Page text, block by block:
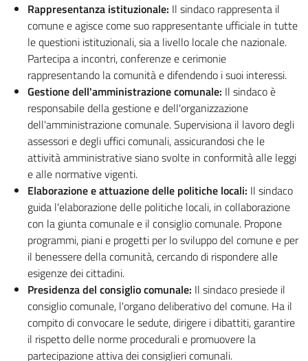
Rappresentanza istituzionale: Il sindaco rappresenta il
comune e agisce come suo rappresentante ufficiale in tutte
le questioni istituzionali, sia a livello locale che nazionale.
Partecipa a incontri, conferenze e cerimonie
rappresentando la comunità e difendendo i suoi interessi.
Gestione dell'amministrazione comunale: Il sindaco è
responsabile della gestione e dell'organizzazione
dell'amministrazione comunale. Supervisiona il lavoro degli
assessori e degli uffici comunali, assicurandosi che le
attività amministrative siano svolte in conformità alle leggi
e alle normative vigenti.
Elaborazione e attuazione delle politiche locali: Il sindaco
guida l'elaborazione delle politiche locali, in collaborazione
con la giunta comunale e il consiglio comunale. Propone
programmi, piani e progetti per lo sviluppo del comune e per
il benessere della comunità, cercando di rispondere alle
esigenze dei cittadini.
Presidenza del consiglio comunale: Il sindaco presiede il
consiglio comunale, l'organo deliberativo del comune. Ha il
compito di convocare le sedute, dirigere i dibattiti, garantire
il rispetto delle norme procedurali e promuovere la
partecipazione attiva dei consiglieri comunali.